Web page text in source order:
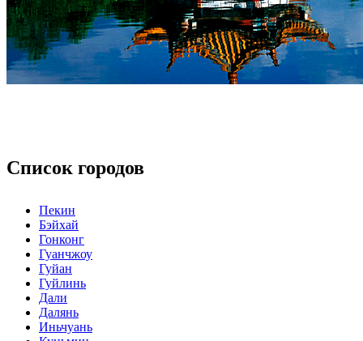
Список городов
Пекин
Бэйхай
Гонконг
Гуанчжоу
Гуйан
Гуйлинь
Дали
Далянь
Иньчуань